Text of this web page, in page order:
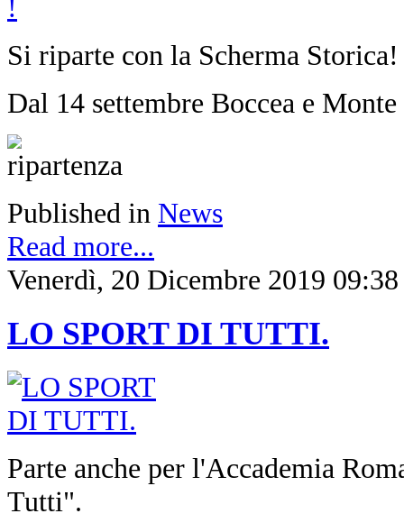
Si riparte con la Scherma
Dal 14 settembre Boccea e
Published in News
Read more...
Venerdì, 20 Dicembre 2019 09:38
LO SPORT DI TUTTI.
Parte anche per l'Accademia
Tutti".